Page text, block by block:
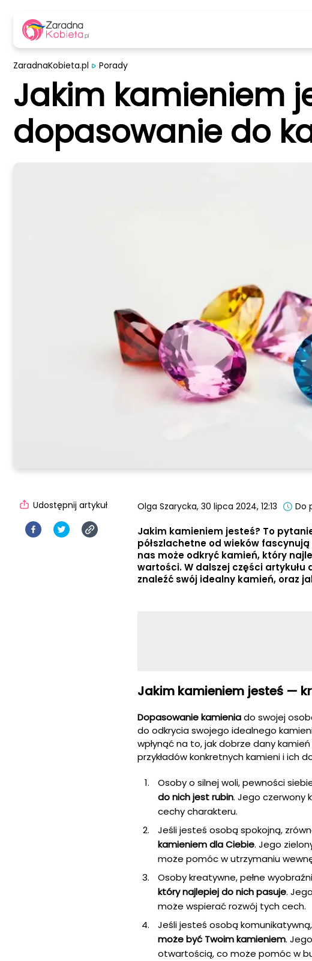
ZaradnaKobieta.pl Porady
Jakim kamieniem
dopasowanie do
Olga Szarycka, 30 lipca 2024, 12:13 Do
Jakim kamieniem jesteś? To
półszlachetne od wieków
nas może odkryć kamień, który
wartości. W dalszej części
znaleźć swój idealny kamień, oraz
Jakim kamieniem jesteś —
Dopasowanie kamieniado swojej
do odkrycia swojego idealnego
wpłynąć na to, jak dobrze dany
przykładów konkretnych kamieni i ich
Osoby o silnej woli, pewności
do nich jest rubin. Jego czerwony
cechy charakteru.
Jeśli jesteś osobą spokojną,
kamieniem dla Ciebie. Jego
może pomóc w utrzymaniu
Osoby kreatywne, pełne
który najlepiej do nich pasuje.
może wspierać rozwój tych cech.
Jeśli jesteś osobą
może być Twoim kamieniem.
otwartością, co może pomóc w
Udostępnij artykuł